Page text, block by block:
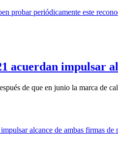
acuerdan impulsar
de que en junio la marca de